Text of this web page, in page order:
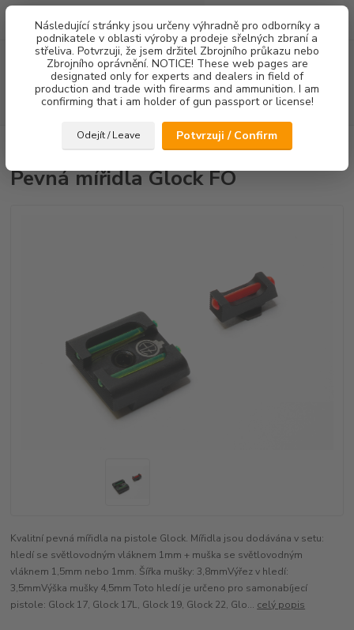
Následující stránky jsou určeny výhradně pro odborníky a
podnikatele v oblasti výroby a prodeje sřelných zbraní a
střeliva. Potvrzuji, že jsem držitel Zbrojního průkazu nebo
Zbrojního oprávnění. NOTICE! These web pages are
designated only for experts and dealers in field of
production and trade with firearms and ammunition. I am
confirming that i am holder of gun passport or license!
Odejít / Leave Potvrzuji / Confirm
Menu
Hledat
za0,00 Kč
Pevná mířidla Glock FO
Pevná mířidla Glock FO
Kvalitní pevná mířidla na pistole Glock. Mířidla jsou dodávána v setu:
hledí se světlovodným vláknem 1mm + muška se světlovodným
vláknem 1,5mm nebo 1mm. Šířka mušky: 3,8mmVýřez v hledí:
3,5mmVýška mušky 4,5mm Toto hledí je určeno pro samonabíjecí
pistole: Glock 17, Glock 17L, Glock 19, Glock 22, Glo... celý popis